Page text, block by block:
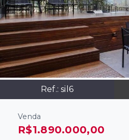
Ref.: sil6
Venda
R$1.890.000,00